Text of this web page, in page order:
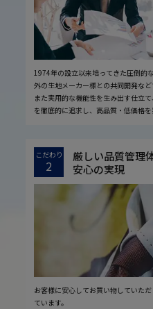
1974年の設立以来培ってきた圧倒的
外の生地メーカー様との共同開発な
また実用的な機能性を生み出す仕立
を徹底的に追求し、高品質・低価格
こだわり
2
厳しい品質管理
安心の実現
お客様に安心してお買い物していた
ています。